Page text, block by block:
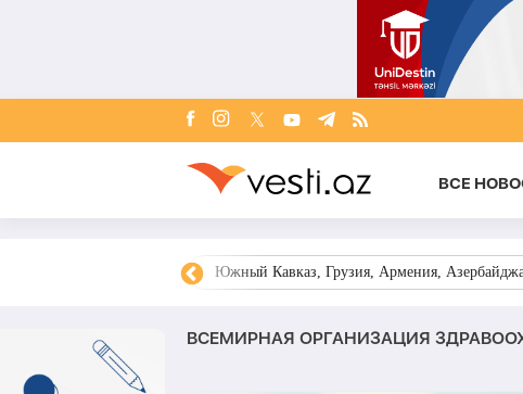
ВСЕ
Южный Кавказ, Грузия, Армения,
ВСЕМИРНАЯ ОРГАНИЗАЦИЯ